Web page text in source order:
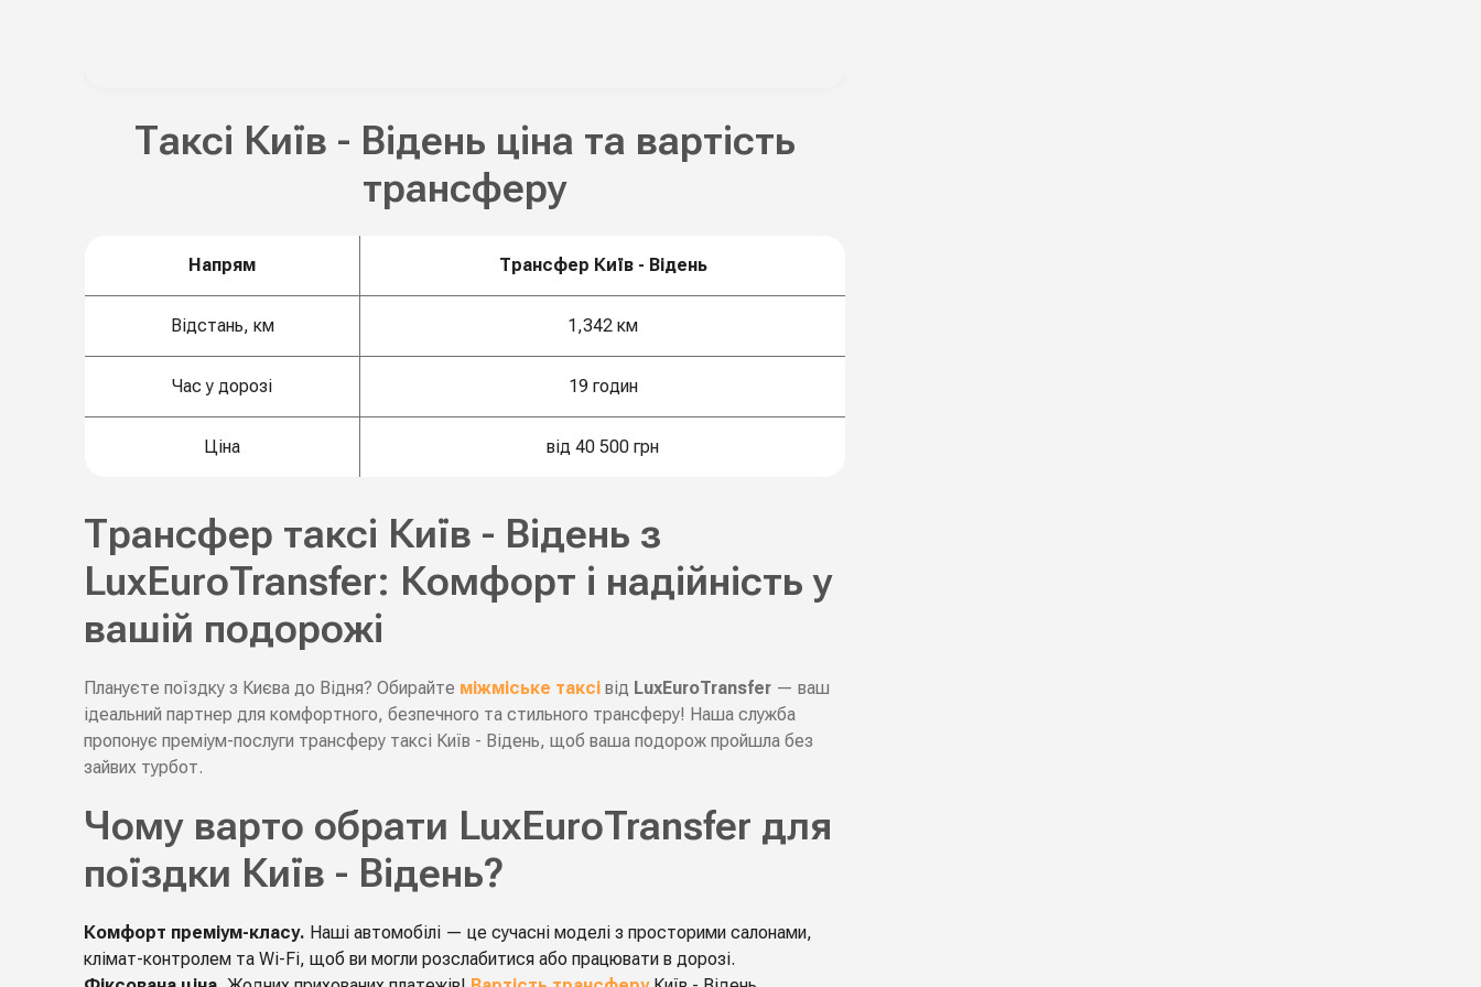
Таксі Київ - Відень ціна та вартість
трансферу
Напрям Трансфер Київ - Відень
Відстань, км 1,342 км
Час у дорозі 19 годин
Ціна від 40 500 грн
Трансфер таксі Київ - Відень з
LuxEuroTransfer: Комфорт і надійність у
вашій подорожі
Плануєте поїздку з Києва до Відня? Обирайте міжміське таксі від LuxEuroTransfer — ваш
ідеальний партнер для комфортного, безпечного та стильного трансферу! Наша служба
пропонує преміум-послуги трансферу таксі Київ - Відень, щоб ваша подорож пройшла без
зайвих турбот.
Чому варто обрати LuxEuroTransfer для
поїздки Київ - Відень?
Комфорт преміум-класу. Наші автомобілі — це сучасні моделі з просторими салонами,
клімат-контролем та Wi-Fi, щоб ви могли розслабитися або працювати в дорозі.